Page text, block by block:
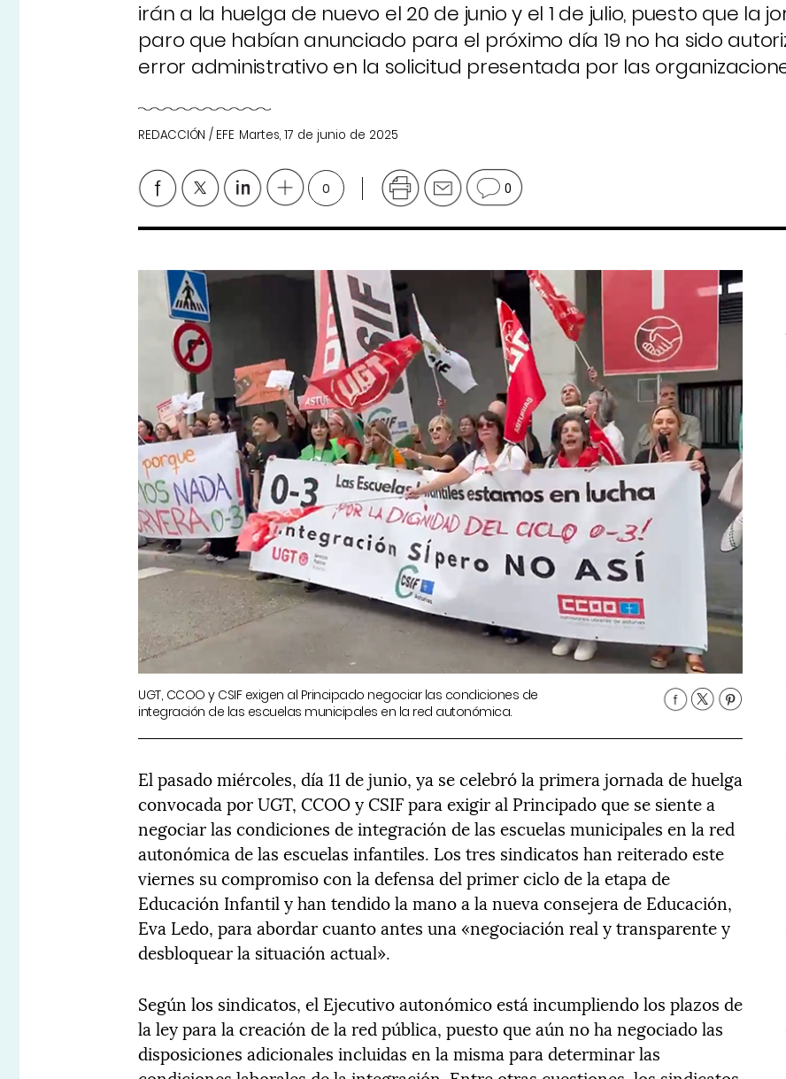
irán a la huelga de nuevo el 20 de junio y el 1 de julio, puesto que la
paro que habían anunciado para el próximo día 19 no ha sido
error administrativo en la solicitud presentada por las
REDACCIÓN / EFE Martes, 17 de junio de 2025
0 0
UGT, CCOO y CSIF exigen al Principado negociar las condiciones de
integración de las escuelas municipales en la red autonómica.
El pasado miércoles, día 11 de junio, ya se celebró la primera jornada de huelga
convocada por UGT, CCOO y CSIF para exigir al Principado que se siente a
negociar las condiciones de integración de las escuelas municipales en la red
autonómica de las escuelas infantiles. Los tres sindicatos han reiterado este
viernes su compromiso con la defensa del primer ciclo de la etapa de
Educación Infantil y han tendido la mano a la nueva consejera de Educación,
Eva Ledo, para abordar cuanto antes una «negociación real y transparente y
desbloquear la situación actual».
Según los sindicatos, el Ejecutivo autonómico está incumpliendo los plazos de
la ley para la creación de la red pública, puesto que aún no ha negociado las
disposiciones adicionales incluidas en la misma para determinar las